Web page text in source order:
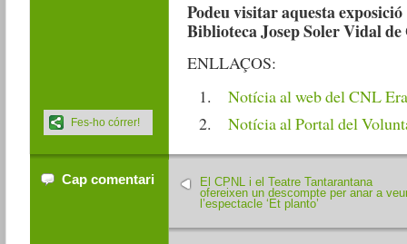
Podeu visitar aquesta
Biblioteca Josep Soler Vidal de
ENLLAÇOS:
Notícia al web del CNL
Notícia al Portal del
Fes-ho córrer!
Cap comentari
El CPNL i el Teatre Tantarantana
ofereixen un descompte per anar a
l’espectacle ‘Et planto’